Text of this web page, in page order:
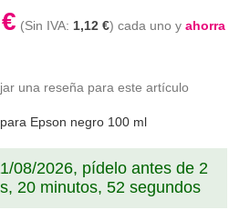
1,12 € cada uno y ahorra
una reseña para este artículo
Epson negro 100 ml
08/2026, pídelo antes de 2
20 minutos, 52 segundos